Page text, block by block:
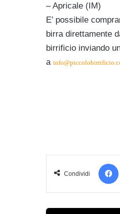
– Apricale (IM)
E’ possibile
birra direttamente
birrificio inviando
a
Condividi